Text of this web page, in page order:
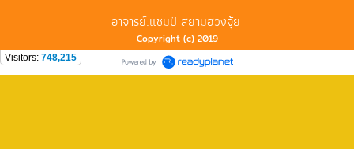
อาจารย์.แชมป์ สยามฮวงจุ้ย
Copyright (c) 2019
Visitors: 748,215